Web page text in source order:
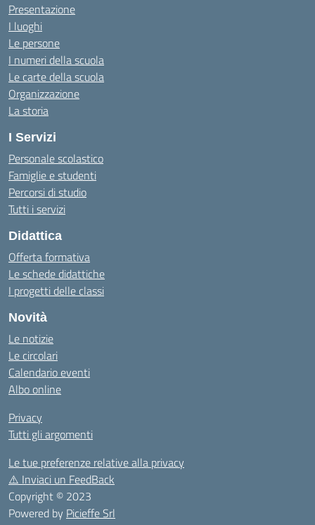
Presentazione
I luoghi
Le persone
I numeri della scuola
Le carte della scuola
Organizzazione
La storia
I Servizi
Personale scolastico
Famiglie e studenti
Percorsi di studio
Tutti i servizi
Didattica
Offerta formativa
Le schede didattiche
I progetti delle classi
Novità
Le notizie
Le circolari
Calendario eventi
Albo online
Privacy
Tutti gli argomenti
Le tue preferenze relative alla privacy
⚠️ Inviaci un FeedBack
Copyright © 2023
Powered by Picieffe Srl